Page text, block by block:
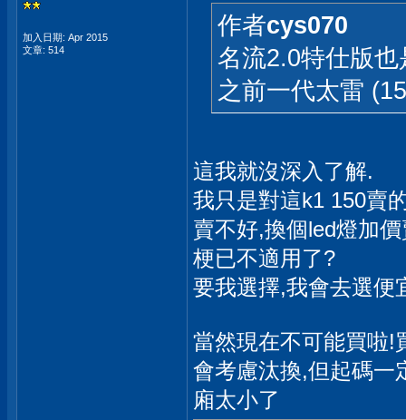
加入日期: Apr 2015
文章: 514
作者cys070
名流2.0特仕版
之前一代太雷
這我就沒深入了解.
我只是對這k1 150賣
賣不好,換個led燈加
梗已不適用了?
要我選擇,我會去選便
當然現在不可能買啦!
會考慮汰換,但起碼一
廂太小了